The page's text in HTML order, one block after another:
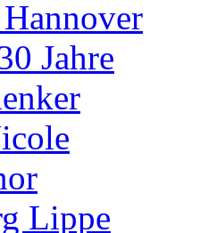
Jahre
Lippe